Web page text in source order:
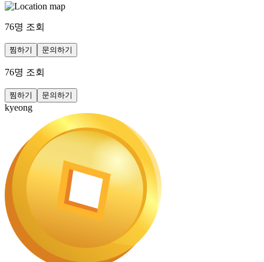
76명 조회
찜하기 문의하기
76명 조회
찜하기 문의하기
kyeong